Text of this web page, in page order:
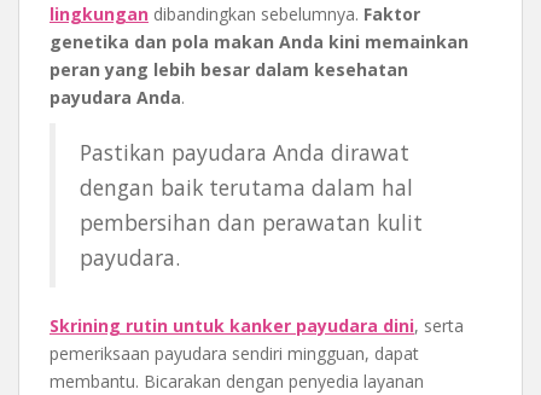
lingkungan dibandingkan sebelumnya. Faktor
genetika dan pola makan Anda kini memainkan
peran yang lebih besar dalam kesehatan
payudara Anda.
Pastikan payudara Anda dirawat
dengan baik terutama dalam hal
pembersihan dan perawatan kulit
payudara.
Skrining rutin untuk kanker payudara dini, serta
pemeriksaan payudara sendiri mingguan, dapat
membantu. Bicarakan dengan penyedia layanan